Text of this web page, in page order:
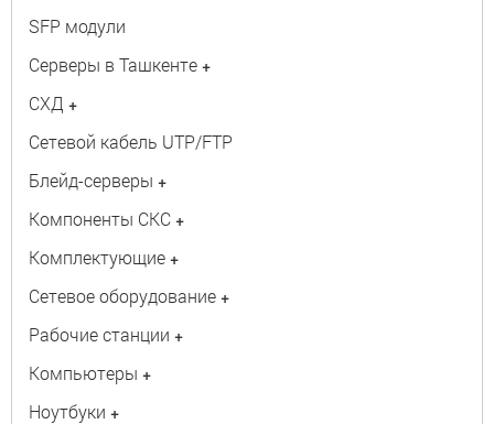
SFP модули
Серверы в Ташкенте +
СХД +
Сетевой кабель UTP/FTP
Блейд-серверы +
Компоненты СКС +
Комплектующие +
Сетевое оборудование +
Рабочие станции +
Компьютеры +
Ноутбуки +